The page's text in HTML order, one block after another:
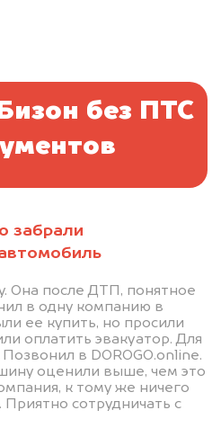
забрали
Она после ДТП, понятное
в одну компанию в
ее купить, но просили
оплатить эвакуатор. Для
в DOROGO.online.
оценили выше, чем это
к тому же ничего
Приятно сотрудничать с
без ПТС
автомобиля — через